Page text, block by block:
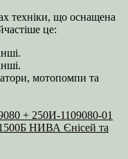
техніки, що оснащена
це:
мотопомпи та